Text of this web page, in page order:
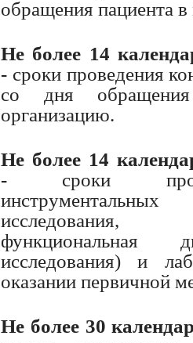
обращения пациента
Не более 14
- сроки проведения
со дня
организацию.
Не более 14
- сроки
исследования,
функциональная
исследования) и
оказании первичной
Не более 30